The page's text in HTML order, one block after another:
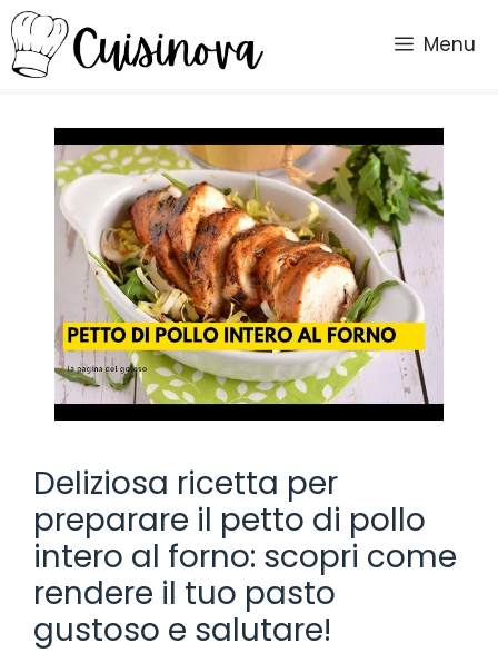
Vai
al
contenuto
Menu
Deliziosa ricetta per
preparare il petto di pollo
intero al forno: scopri come
rendere il tuo pasto
gustoso e salutare!